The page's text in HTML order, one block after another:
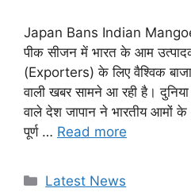
Japan Bans Indian
पीक सीजन में भारत के आम
(Exporters) के लिए वैश्विक
वाली खबर सामने आ रही है।
वाले देश जापान ने भारतीय आमों
पूर्ण … Read more
Categories
Latest News